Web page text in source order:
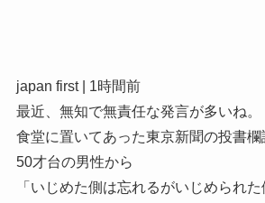
japan first | 1時間前
最近、無知で無責任な発言が多いね。
食堂に置いてあった東京新聞の投書欄
50才台の男性から
「いじめた側は忘れるがいじめられ